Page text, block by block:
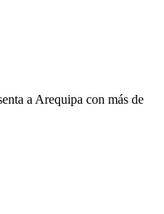
a Arequipa con más de